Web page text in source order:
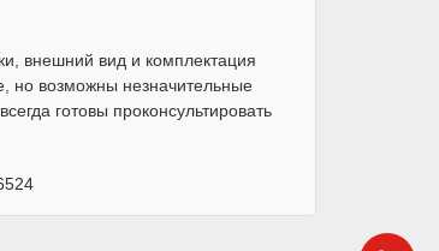
внешний вид и комплектация
но возможны незначительные
готовы проконсультировать